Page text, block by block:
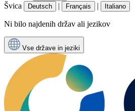
Švica Deutsch | Français | Italiano
Ni bilo najdenih držav ali jezikov
Vse države in jeziki